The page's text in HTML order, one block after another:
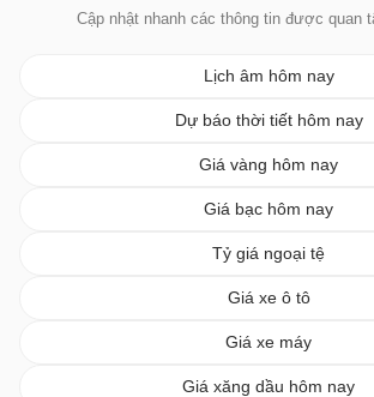
Cập nhật nhanh các thông tin được quan
Lịch âm hôm nay
Dự báo thời tiết hôm nay
Giá vàng hôm nay
Giá bạc hôm nay
Tỷ giá ngoại tệ
Giá xe ô tô
Giá xe máy
Giá xăng dầu hôm nay